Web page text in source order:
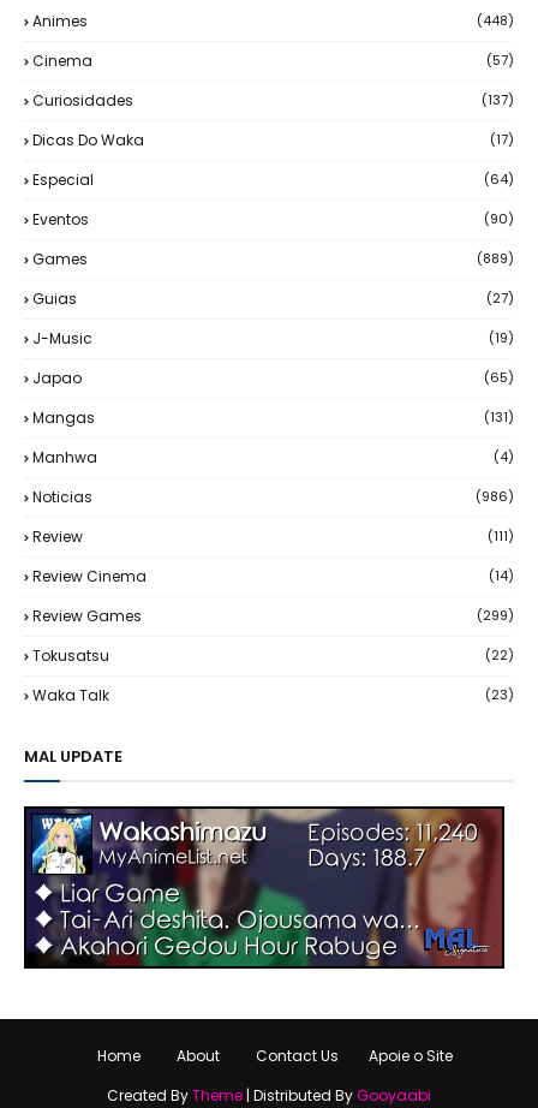
Animes (448)
Cinema (57)
Curiosidades (137)
Dicas Do Waka (17)
Especial (64)
Eventos (90)
Games (889)
Guias (27)
J-Music (19)
Japao (65)
Mangas (131)
Manhwa (4)
Noticias (986)
Review (111)
Review Cinema (14)
Review Games (299)
Tokusatsu (22)
Waka Talk (23)
MAL UPDATE
Home About Contact Us
Apoie o Site
Created ByTheme | Distributed ByGooyaabi